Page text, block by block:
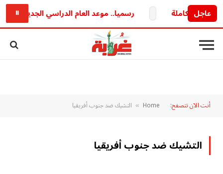
عاجل رسميا.. موعد العام الدراسي الجديد 2026/2027 وخريطة الدراسة والامتحانات كاملة ⏸
أنت الآن تتصفح: Home
» التشيك ضد جنوب أفريقيا
التشيك ضد جنوب أفريقيا